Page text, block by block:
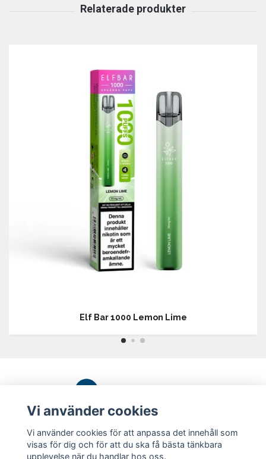
Elf Bar 1000 Lemon Lime
Köpvillkor
Vi använder cookies
Vi använder cookies för att anpassa det innehåll som
visas för dig och för att du ska få bästa tänkbara
upplevelse när du handlar hos oss.